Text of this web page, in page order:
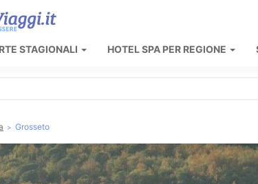
STAGIONALI HOTEL SPA PER REGIONE
Grosseto